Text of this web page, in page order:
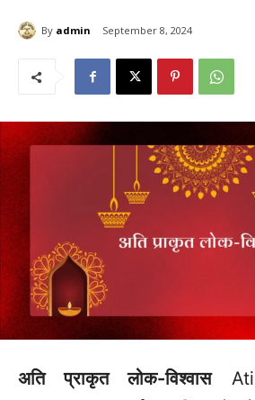
By admin September 8, 2024
अति प्राकृत लोक-विश्वासAti